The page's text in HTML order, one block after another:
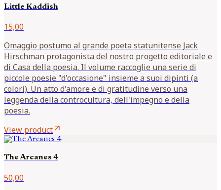
Little Kaddish
15,00
Omaggio postumo al grande poeta statunitense Jack
Hirschman protagonista del nostro progetto editoriale e
di Casa della poesia. Il volume raccoglie una serie di
piccole poesie "d'occasione" insieme a suoi dipinti (a
colori). Un atto d'amore e di gratitudine verso una
leggenda della controcultura, dell'impegno e della
poesia.
View productarrow_outward
The Arcanes 4
50,00